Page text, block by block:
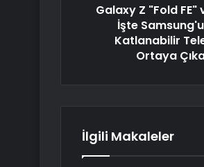
Galaxy Z "Fold FE"
İşte
Katlanabilir
Ortaya
İlgili Makaleler